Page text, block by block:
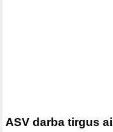
ASV darba tirgus